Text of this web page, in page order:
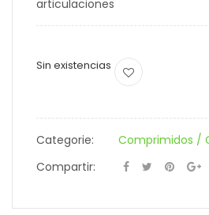
articulaciones
Sin existencias
Categorie:
Comprimidos /
Compartir: